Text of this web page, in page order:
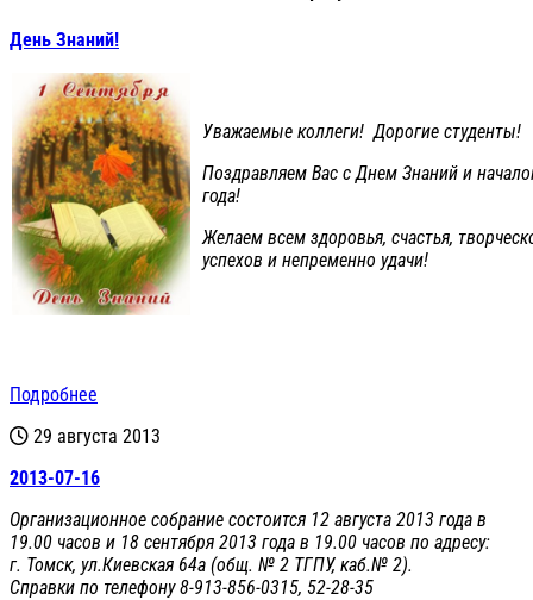
День Знаний!
Уважаемые коллеги! Дорогие студенты!
Поздравляем Вас с Днем Знаний и
года!
Желаем всем здоровья, счастья,
успехов и непременно удачи!
Подробнее
29 августа 2013
2013-07-16
Организационное собрание состоится 12 августа 2013 года в
19.00 часов и 18 сентября 2013 года в 19.00 часов по адресу:
г. Томск, ул.Киевская 64а (общ. № 2 ТГПУ, каб.№ 2).
Справки по телефону 8-913-856-0315, 52-28-35